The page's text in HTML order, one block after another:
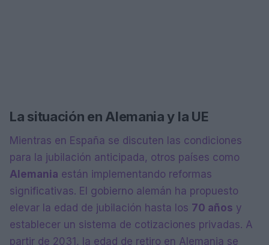
La situación en Alemania y la UE
Mientras en España se discuten las condiciones
para la jubilación anticipada, otros países como
Alemania están implementando reformas
significativas. El gobierno alemán ha propuesto
elevar la edad de jubilación hasta los 70 años y
establecer un sistema de cotizaciones privadas. A
partir de 2031, la edad de retiro en Alemania se